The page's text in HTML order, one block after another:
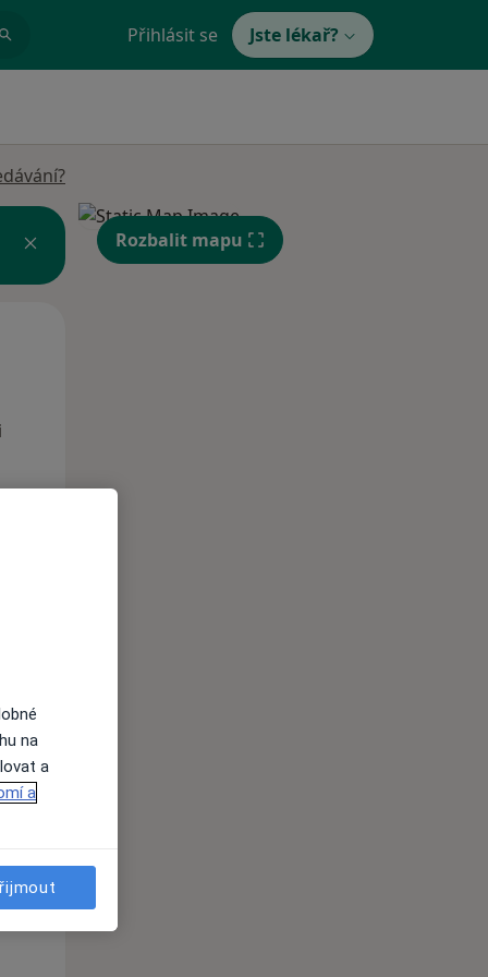
Přihlásit se Jste lékař?
Rozbalit mapu
na
a
a